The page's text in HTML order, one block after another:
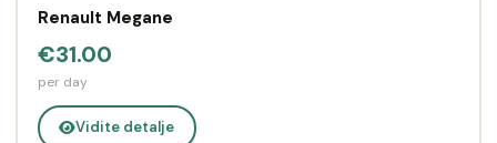
Renault Megane
€31.00
per day
Vidite detalje